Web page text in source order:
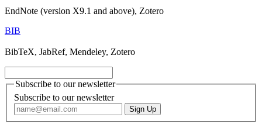
EndNote (version X9.1 and above), Zotero
BIB
BibTeX, JabRef, Mendeley, Zotero
Subscribe to our newsletter
Subscribe to our newsletter